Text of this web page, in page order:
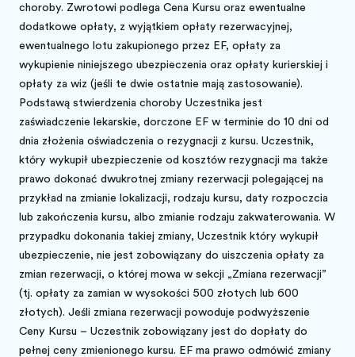
choroby. Zwrotowi podlega Cena Kursu oraz ewentualne
dodatkowe opłaty, z wyjątkiem opłaty rezerwacyjnej,
ewentualnego lotu zakupionego przez EF, opłaty za
wykupienie niniejszego ubezpieczenia oraz opłaty kurierskiej i
opłaty za wizę (jeśli te dwie ostatnie mają zastosowanie).
Podstawą stwierdzenia choroby Uczestnika jest
zaświadczenie lekarskie, doręczone EF w terminie do 10 dni od
dnia złożenia oświadczenia o rezygnacji z kursu. Uczestnik,
który wykupił ubezpieczenie od kosztów rezygnacji ma także
prawo dokonać dwukrotnej zmiany rezerwacji polegającej na
przykład na zmianie lokalizacji, rodzaju kursu, daty rozpoczęcia
lub zakończenia kursu, albo zmianie rodzaju zakwaterowania. W
przypadku dokonania takiej zmiany, Uczestnik który wykupił
ubezpieczenie, nie jest zobowiązany do uiszczenia opłaty za
zmianę rezerwacji, o której mowa w sekcji „Zmiana rezerwacji”
(tj. opłaty za zamianę w wysokości 500 złotych lub 600
złotych). Jeśli zmiana rezerwacji powoduje podwyższenie
Ceny Kursu – Uczestnik zobowiązany jest do dopłaty do
pełnej ceny zmienionego kursu. EF ma prawo odmówić zmiany